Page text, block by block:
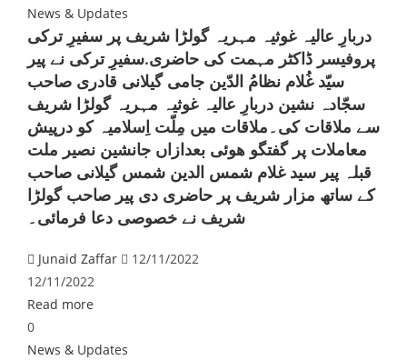
News & Updates
دربارِ عالیہ غوثیہ مہریہ گولڑا شریف پر سفیرِ ترکی
پروفیسر ڈاکٹر مہمت کی حاضری.سفیرِ ترکی نے پیر
سیّد غُلام نظامُ الدّین جامی گیلانی قادری صاحب
سجّادہ نشین دربارِ عالیہ غوثیہ مہریہ گولڑا شریف
سے ملاقات کی۔ملاقات میں مِلّت اِسلامیہ کو درپیش
معاملات پر گفتگو ھوئی بعدازاں جانشين نصير ملت
قبلہ پير سيد غلام شمس الدين شمس گيلانى صاحب
کے ساتھ مزار شريف پر حاضرى دى پیر صاحب گولڑا
شریف نے خصوصی دعا فرمائی۔
Junaid Zaffar
12/11/2022
12/11/2022
Read more
0
News & Updates